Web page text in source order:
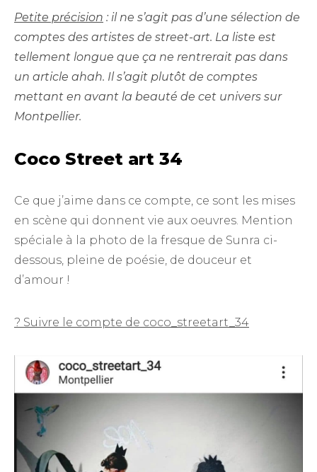
Petite précision : il ne s’agit pas d’une sélection de
comptes des artistes de street-art. La liste est
tellement longue que ça ne rentrerait pas dans
un article ahah. Il s’agit plutôt de comptes
mettant en avant la beauté de cet univers sur
Montpellier.
Coco Street art 34
Ce que j’aime dans ce compte, ce sont les mises
en scène qui donnent vie aux oeuvres. Mention
spéciale à la photo de la fresque de Sunra ci-
dessous, pleine de poésie, de douceur et
d’amour !
? Suivre le compte de coco_streetart_34